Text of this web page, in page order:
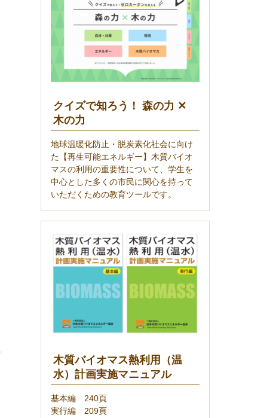
クイズで知ろう！ 森の力 ✕
木の力
地球温暖化防止・脱炭素化社会に向け
た【再生可能エネルギー】木質バイオ
マスの利用の重要性について、学生を
中心とした多くの市民に関心を持って
いただくための教育ツールです。
木質バイオマス熱利用（温
水）計画実施マニュアル
基本編 240頁
実行編 209頁